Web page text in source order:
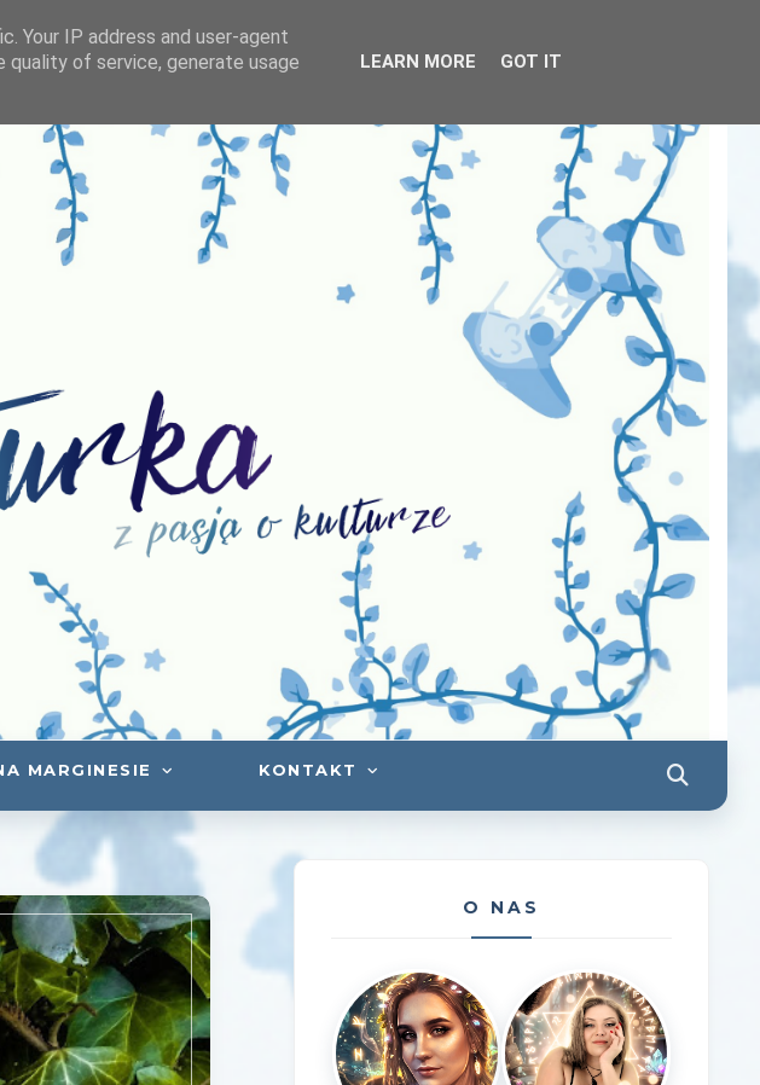
MARGINESIE KONTAKT
O NAS
Your IP address and user-agent
quality of service, generate usage
LEARN MORE GOT IT